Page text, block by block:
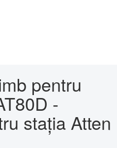
pentru
-
stația Atten